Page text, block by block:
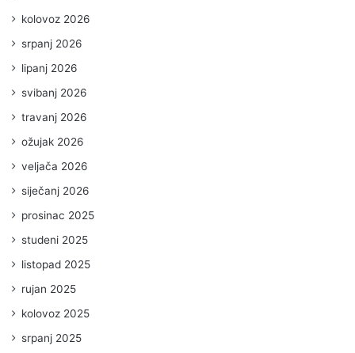
kolovoz 2026
srpanj 2026
lipanj 2026
svibanj 2026
travanj 2026
ožujak 2026
veljača 2026
siječanj 2026
prosinac 2025
studeni 2025
listopad 2025
rujan 2025
kolovoz 2025
srpanj 2025